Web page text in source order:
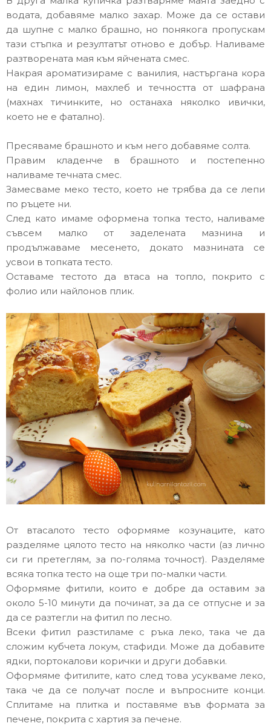
водата, добавяме малко захар. Може да се остави
да шупне с малко брашно, но понякога пропускам
тази стъпка и резултатът отново е добър. Наливаме
разтворената мая към яйчената смес.
Накрая ароматизираме с ванилия, настъргана кора
на един лимон, махлеб и течността от шафрана
(махнах тичинките, но останаха няколко ивички,
което не е фатално).
Пресяваме брашното и към него добавяме солта.
Правим кладенче в брашното и постепенно
наливаме течната смес.
Замесваме меко тесто, което не трябва да се лепи
по ръцете ни.
След като имаме оформена топка тесто, наливаме
съвсем малко от заделената мазнина и
продължаваме месенето, докато мазнината се
усвои в топката тесто.
Оставаме тестото да втаса на топло, покрито с
фолио или найлонов плик.
От втасалото тесто оформяме козунаците, като
разделяме цялото тесто на няколко части (аз лично
си ги претеглям, за по-голяма точност). Разделяме
всяка топка тесто на още три по-малки части.
Оформяме фитили, които е добре да оставим за
около 5-10 минути да починат, за да се отпусне и за
да се разтегли на фитил по лесно.
Всеки фитил разстиламе с ръка леко, така че да
сложим кубчета локум, стафиди. Може да добавите
ядки, портокалови корички и други добавки.
Оформяме фитилите, като след това усукваме леко,
така че да се получат после и въпросните конци.
Сплитаме на плитка и поставяме във формата за
печене, покрита с хартия за печене.